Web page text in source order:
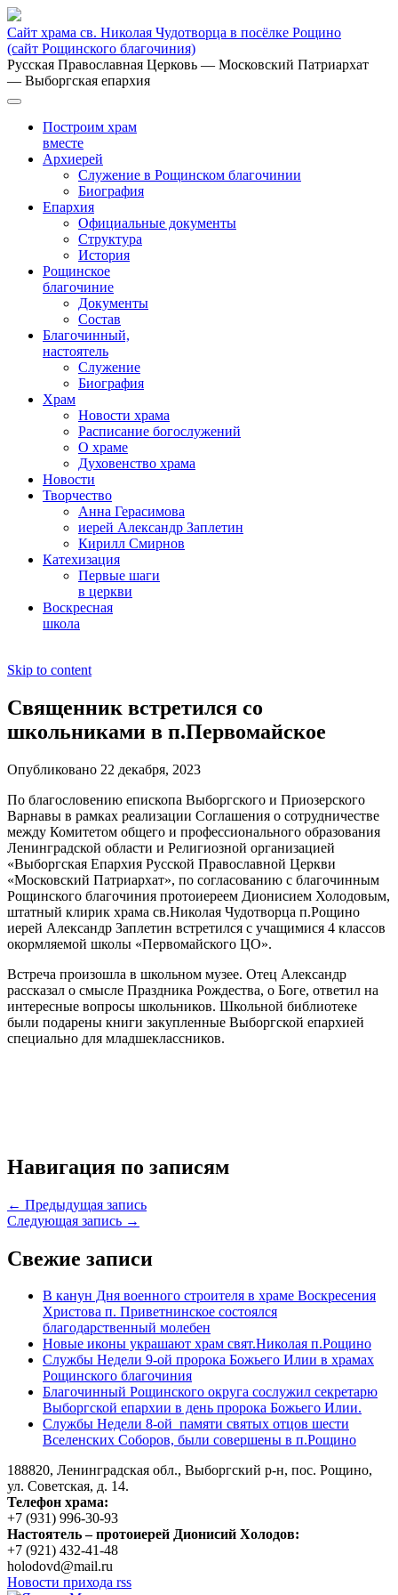
Сайт храма св. Николая Чудотворца в посёлке Рощино
(сайт Рощинского благочиния)
Русская Православная Церковь — Московский Патриархат
— Выборгская епархия
Построим храм
вместе
Архиерей
Служение в Рощинском благочинии
Биография
Епархия
Официальные документы
Структура
История
Рощинское
благочиние
Документы
Состав
Благочинный,
настоятель
Служение
Биография
Храм
Новости храма
Расписание богослужений
О храме
Духовенство храма
Новости
Творчество
Анна Герасимова
иерей Александр Заплетин
Кирилл Смирнов
Катехизация
Первые шаги
в церкви
Воскресная
школа
Skip to content
Священник встретился со
школьниками в п.Первомайское
Опубликовано 22 декабря, 2023
По благословению епископа Выборгского и Приозерского
Варнавы в рамках реализации Соглашения о сотрудничестве
между Комитетом общего и профессионального образования
Ленинградской области и Религиозной организацией
«Выборгская Епархия Русской Православной Церкви
«Московский Патриархат», по согласованию с благочинным
Рощинского благочиния протоиереем Дионисием Холодовым,
штатный клирик храма св.Николая Чудотворца п.Рощино
иерей Александр Заплетин встретился с учащимися 4 классов
окормляемой школы «Первомайского ЦО».
Встреча произошла в школьном музее. Отец Александр
рассказал о смысле Праздника Рождества, о Боге, ответил на
интересные вопросы школьников. Школьной библиотеке
были подарены книги закупленные Выборгской епархией
специально для младшеклассников.
Навигация по записям
← Предыдущая запись
Следующая запись →
Свежие записи
В канун Дня военного строителя в храме Воскресения
Христова п. Приветнинское состоялся
благодарственный молебен
Новые иконы украшают храм свят.Николая п.Рощино
Службы Недели 9-ой пророка Божьего Илии в храмах
Рощинского благочиния
Благочинный Рощинского округа сослужил секретарю
Выборгской епархии в день пророка Божьего Илии.
Службы Недели 8-ой памяти святых отцов шести
Вселенских Соборов, были совершены в п.Рощино
188820, Ленинградская обл., Выборгский р-н, пос. Рощино,
ул. Советская, д. 14.
Телефон храма:
+7 (931) 996-30-93
Настоятель – протоиерей Дионисий Холодов:
+7 (921) 432-41-48
holodovd@mail.ru
Новости прихода rss